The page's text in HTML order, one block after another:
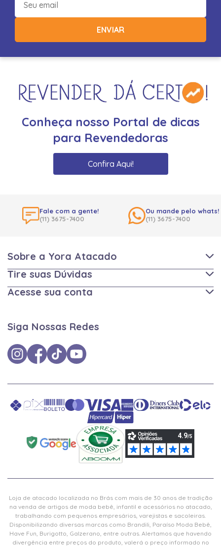
ENVIAR
Conheça nosso Portal de dicas
para Revendedoras
Confira Aqui!
Fale com a gente!
(11) 3675-7400
Ou mande pelo whats!
(11) 3675-7400
Sobre a Yora Atacado
Tire suas Dúvidas
Acesse sua conta
Siga Nossas Redes
Loja de atacado localizada no Brás com mais de 30 anos de tradição
na venda de artigos de moda bebê, infantil e acessórios no atacado,
trabalhando com pequenos empresários, varejistas e sacoleiras.
Disponibilizando diversas marcas como Brandili, Paraíso Moda Bebê,
Have Fun, Burigotto, Galzerano, entre outras. Alertamos que havendo
divergência entre preços do produto, valerá o preço informado no